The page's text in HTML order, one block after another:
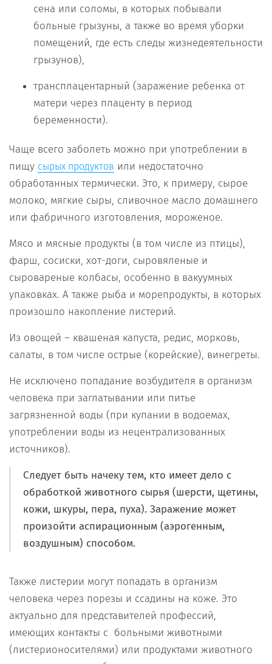
сена или соломы, в которых побывали
больные грызуны, а также во время уборки
помещений, где есть следы жизнедеятельности
грызунов),
трансплацентарный (заражение ребенка от
матери через плаценту в период
беременности).
Чаще всего заболеть можно при употреблении в
пищу сырых продуктов или недостаточно
обработанных термически. Это, к примеру, сырое
молоко, мягкие сыры, сливочное масло домашнего
или фабричного изготовления, мороженое.
Мясо и мясные продукты (в том числе из птицы),
фарш, сосиски, хот-доги, сыровяленые и
сыровареные колбасы, особенно в вакуумных
упаковках. А также рыба и морепродукты, в которых
произошло накопление листерий.
Из овощей – квашеная капуста, редис, морковь,
салаты, в том числе острые (корейские), винегреты.
Не исключено попадание возбудителя в организм
человека при заглатывании или питье
загрязненной воды (при купании в водоемах,
употреблении воды из нецентрализованных
источников).
Следует быть начеку тем, кто имеет дело с
обработкой животного сырья (шерсти, щетины,
кожи, шкуры, пера, пуха). Заражение может
произойти аспирационным (аэрогенным,
воздушным) способом.
Также листерии могут попадать в организм
человека через порезы и ссадины на коже. Это
актуально для представителей профессий,
имеющих контакты с больными животными
(листерионосителями) или продуктами животного